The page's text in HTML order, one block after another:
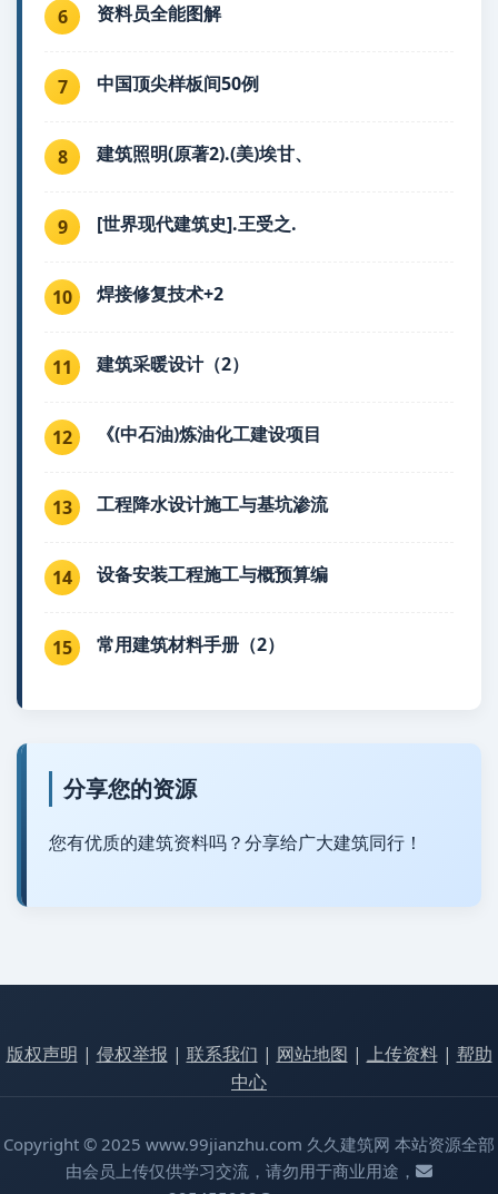
6 资料员全能图解
7 中国顶尖样板间50例
8 建筑照明(原著2).(美)埃甘、
9 [世界现代建筑史].王受之.
10 焊接修复技术+2
11 建筑采暖设计（2）
12 《(中石油)炼油化工建设项目
13 工程降水设计施工与基坑渗流
14 设备安装工程施工与概预算编
15 常用建筑材料手册（2）
分享您的资源
您有优质的建筑资料吗？分享给广大建筑同行！
版权声明 | 侵权举报 | 联系我们 | 网站地图 | 上传资料| 帮助
中心
Copyright © 2025 www.99jianzhu.com 久久建筑网 本站资源全部
由会员上传仅供学习交流，请勿用于商业用途，